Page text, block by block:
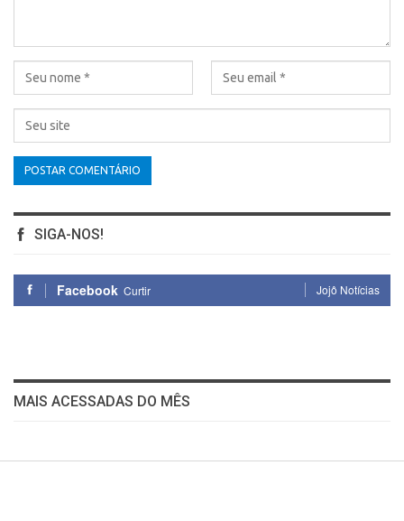
SIGA-NOS!
Facebook Curtir Jojô Notícias
MAIS ACESSADAS DO MÊS